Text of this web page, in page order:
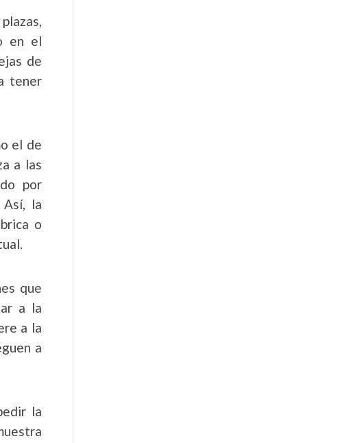
en el
de
tener
el de
a las
por
Así, la
o
que
a la
a la
a
la